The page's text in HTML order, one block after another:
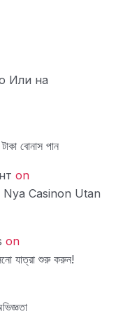
Или на
বোনাস পান
on
Casinon Utan
on
যাত্রা শুরু করুন!